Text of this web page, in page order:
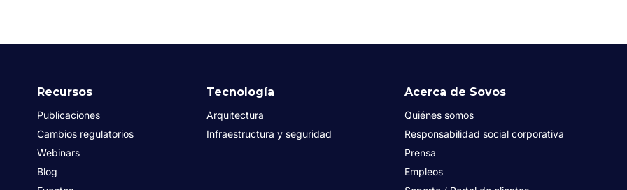
Recursos
Publicaciones
Cambios regulatorios
Webinars
Blog
Tecnología
Arquitectura
Infraestructura y seguridad
Acerca de Sovos
Quiénes somos
Responsabilidad social corporativa
Prensa
Empleos